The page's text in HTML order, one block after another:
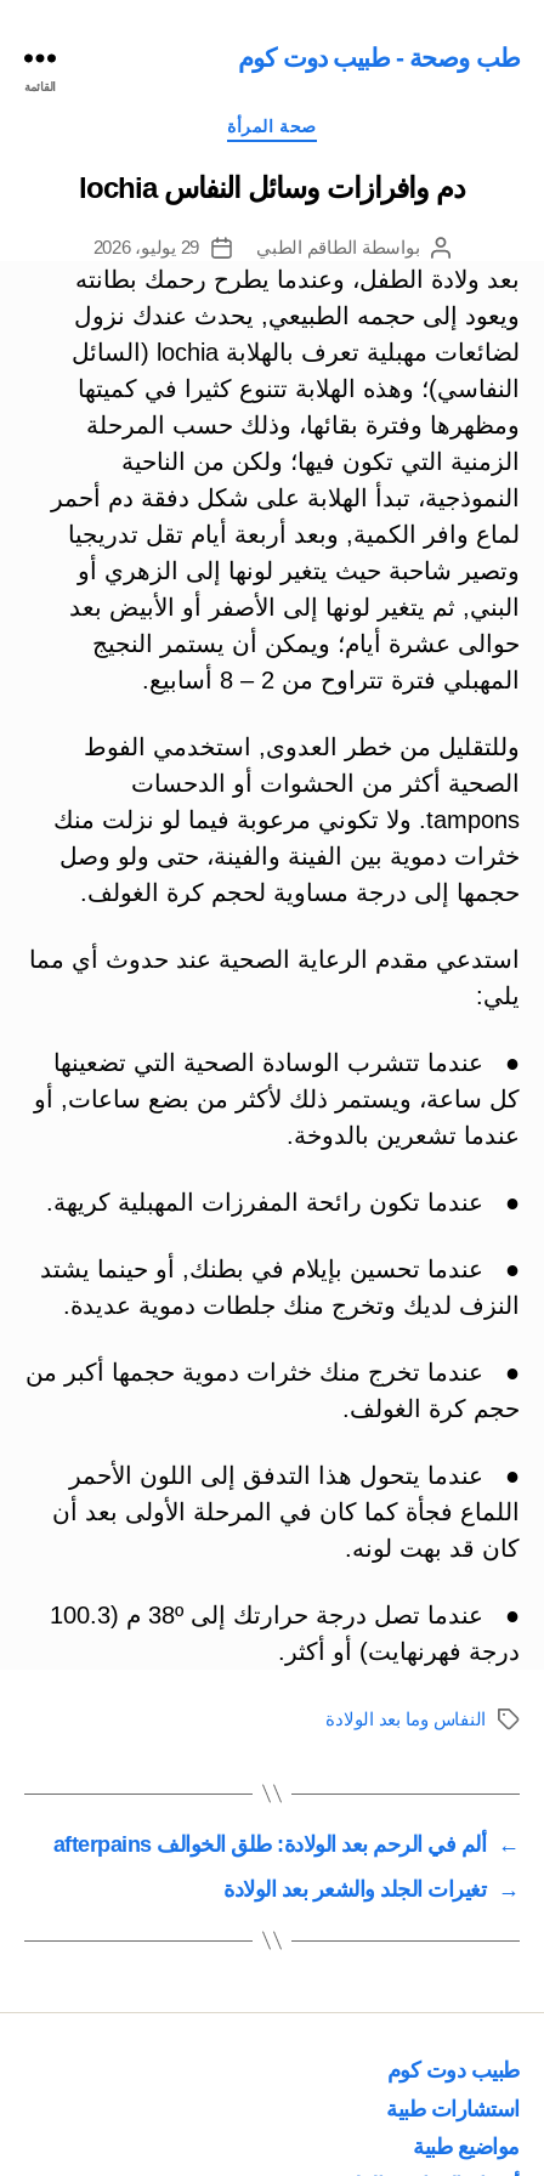
طب وصحة - طبيب دوت كوم
القائمة
التصنيفات
صحة المرأة
دم وافرازات وسائل النفاس lochia
كاتب
المقالة
بواسطة الطاقم الطبي
تاريخ
المقالة
29 يوليو، 2026
بعد ولادة الطفل، وعندما يطرح رحمك بطانته
ويعود إلى حجمه الطبيعي, يحدث عندك نزول
لضائعات مهبلية تعرف بالهلابة lochia (السائل
النفاسي)؛ وهذه الهلابة تتنوع كثيرا في كميتها
ومظهرها وفترة بقائها، وذلك حسب المرحلة
الزمنية التي تكون فيها؛ ولكن من الناحية
النموذجية، تبدأ الهلابة على شكل دفقة دم أحمر
لماع وافر الكمية, وبعد أربعة أيام تقل تدريجيا
وتصير شاحبة حيث يتغير لونها إلى الزهري أو
البني, ثم يتغير لونها إلى الأصفر أو الأبيض بعد
حوالى عشرة أيام؛ ويمكن أن يستمر النجيج
المهبلي فترة تتراوح من 2 – 8 أسابيع.
وللتقليل من خطر العدوى, استخدمي الفوط
الصحية أكثر من الحشوات أو الدحسات
tampons. ولا تكوني مرعوبة فيما لو نزلت منك
خثرات دموية بين الفينة والفينة، حتى ولو وصل
حجمها إلى درجة مساوية لحجم كرة الغولف.
استدعي مقدم الرعاية الصحية عند حدوث أي مما
يلي:
● عندما تتشرب الوسادة الصحية التي تضعينها
كل ساعة، ويستمر ذلك لأكثر من بضع ساعات, أو
عندما تشعرين بالدوخة.
● عندما تكون رائحة المفرزات المهبلية كريهة.
● عندما تحسين بإيلام في بطنك, أو حينما يشتد
النزف لديك وتخرج منك جلطات دموية عديدة.
● عندما تخرج منك خثرات دموية حجمها أكبر من
حجم كرة الغولف.
● عندما يتحول هذا التدفق إلى اللون الأحمر
اللماع فجأة كما كان في المرحلة الأولى بعد أن
كان قد بهت لونه.
● عندما تصل درجة حرارتك إلى 38º م (100.3
درجة فهرنهايت) أو أكثر.
الوسومالنفاس وما بعد الولادة
←
ألم في الرحم بعد الولادة: طلق الخوالف afterpains
→
تغيرات الجلد والشعر بعد الولادة
طبيب دوت كوم
استشارات طبية
مواضيع طبية